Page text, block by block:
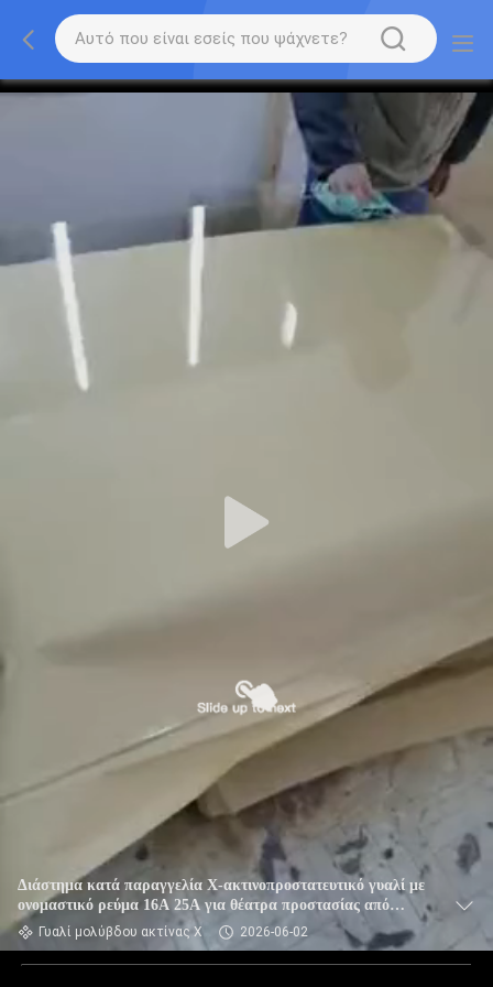
Διάστημα κατά παραγγελία Χ-ακτινοπροστατευτικό γυαλί με
ονομαστικό ρεύμα 16A 25A για θέατρα προστασίας από
ακτινοβολία και πάνελ διαχωρισμού ασφαλείας
Γυαλί μολύβδου ακτίνας X 2026-06-02